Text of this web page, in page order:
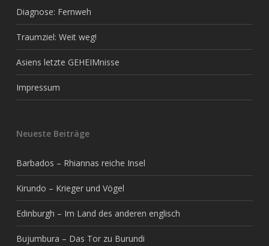
Diagnose: Fernweh
Traumziel: Weit weg!
Asiens letzte GEHEIMnisse
Impressum
Neueste Beiträge
Barbados – Rhiannas reiche Insel
Kirundo – Krieger und Vögel
Edinburgh – Im Land des anderen englisch
Bujumbura – Das Tor zu Burundi